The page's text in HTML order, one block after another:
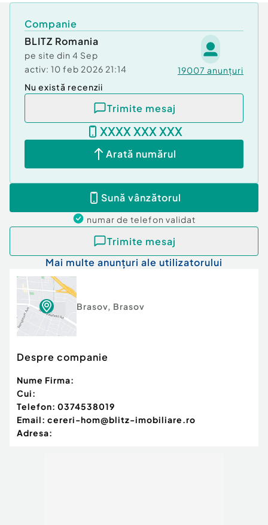
Companie
BLITZ Romania
pe site din 4 Sep
activ: 10 feb 2026 21:14 19007 anunțuri
Nu există recenzii
Trimite mesaj
XXXX XXX XXX
Arată numărul
Sună vânzătorul
numar de telefon validat
Trimite mesaj
Mai multe anunțuri ale utilizatorului
Brasov, Brasov
Despre companie
Nume Firma:
Cui:
Telefon: 0374538019
Email: cereri-hom@blitz-imobiliare.ro
Adresa: